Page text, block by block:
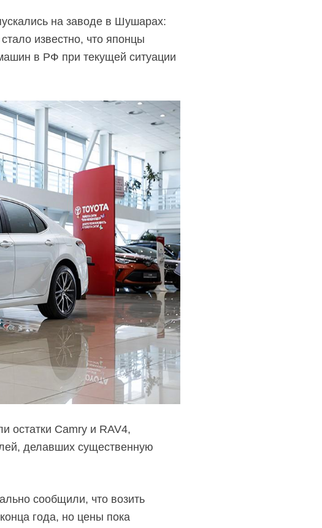
на заводе в Шушарах:
известно, что японцы
в РФ при текущей ситуации
остатки Camry и RAV4,
делавших существенную
сообщили, что возить
года, но цены пока